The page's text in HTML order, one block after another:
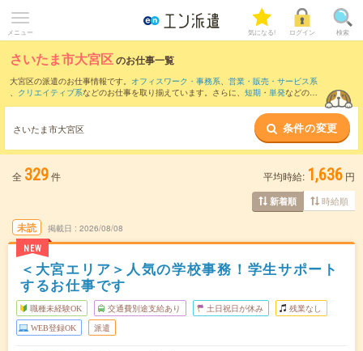
メニュー 気になる! ログイン 検索
さいたま市大宮区のお仕事一覧
大宮区の派遣のお仕事情報です。 オフィスワーク・事務系、 営業・販売・サービス系
、 クリエイティブ系などのお仕事を取り揃えています。さらに、 短期 ・ 単発などの期
また、北区・中央区・
など隣接エリアのお仕事もご確認いただけま
す。
さいたま市大宮区 条件の変更
全 329件 平均時給: 1,636 円
新着順 時給順
未読
NEW
掲載日 2026/08/08
＜大宮エリア＞人気の学校事務！学生サポート
するお仕事です
職種未経験OK 交通費別途支給あり 土日祝日が休み 残業なし
WEB登録OK 派遣